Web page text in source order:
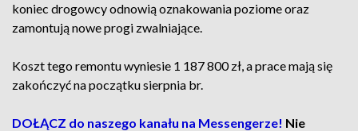
koniec drogowcy odnowią oznakowania poziome oraz
zamontują nowe progi zwalniające.
Koszt tego remontu wyniesie 1 187 800 zł, a prace mają się
zakończyć na początku sierpnia br.
DOŁĄCZ do naszego kanału na Messengerze! Nie